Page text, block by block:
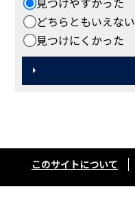
どちらともいえない
見つけにくかった
このサイトについて